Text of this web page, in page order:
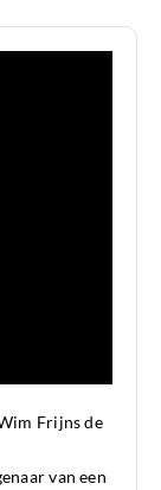
Frijns de
van een